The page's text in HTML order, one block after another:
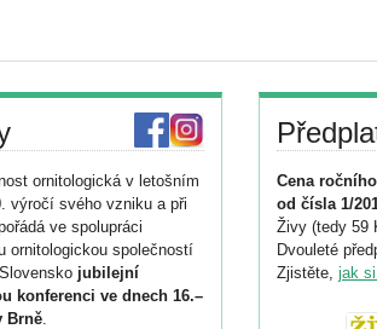
ornitologická v letošním
výročí svého vzniku a při
ve spolupráci
ornitologickou společností
jubilejní
konferenci ve dnech 16.–
Brně.
Cena
od čísla 1/
Živy (tedy 59
Dvouleté
Zjistěte, jak